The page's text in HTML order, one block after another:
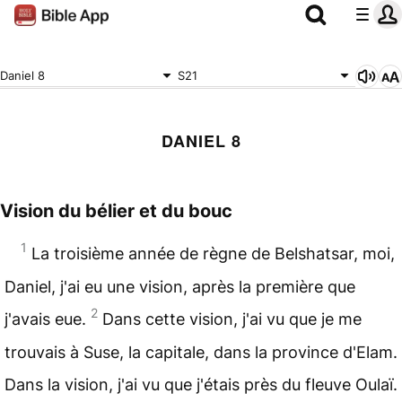
Daniel 8 S21
DANIEL 8
Vision du bélier et du bouc
1 La troisième année de règne de Belshatsar, moi,
Daniel, j'ai eu une vision, après la première que
j'avais eue. 2 Dans cette vision, j'ai vu que je me
trouvais à Suse, la capitale, dans la province d'Elam.
Dans la vision, j'ai vu que j'étais près du fleuve Oulaï.